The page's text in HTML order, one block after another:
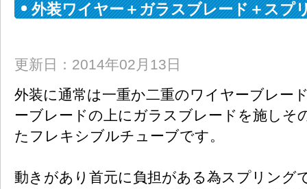
外装ワイヤー＋ガラスブレード＋スプ
更新日：2014年02月13日
外装に通常は一重か二重のワイヤーブレー
ーブレードの上にガラスブレードを施しそ
たフレキシブルチューブです。
動きがあり首元に負担がある為スプリング